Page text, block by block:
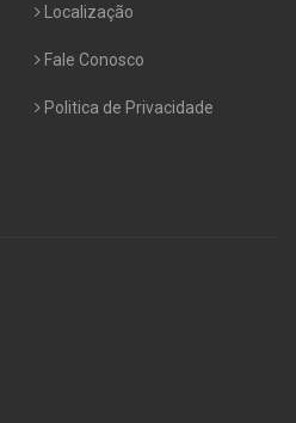
Localização
Fale Conosco
Politica de Privacidade